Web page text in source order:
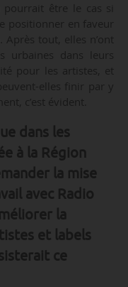
pourrait être le cas si
positionner en faveur
tout, elles n’ont
urbaines dans leurs
pour les artistes, et
elles finir par y
c’est évident.
dans les
à la Région
la mise
avec Radio
la
et labels
ce